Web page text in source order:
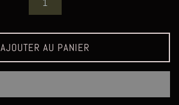
AJOUTER AU PANIER